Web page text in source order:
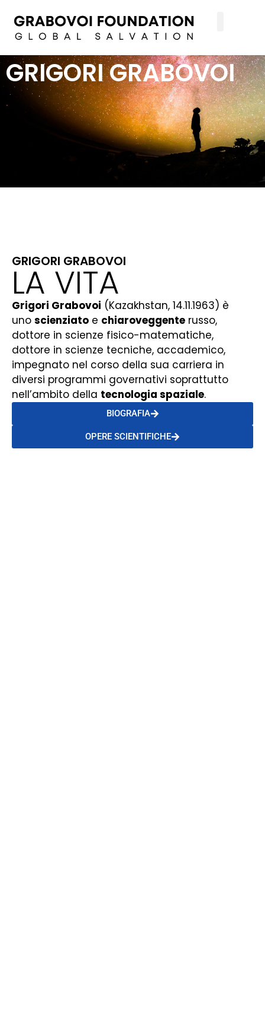
GRIGORI GRABOVOI
GRIGORI GRABOVOI
LA VITA
Grigori Grabovoi (Kazakhstan, 14.11.1963) è
uno scienziato e chiaroveggente russo,
dottore in scienze fisico-matematiche,
dottore in scienze tecniche, accademico,
impegnato nel corso della sua carriera in
diversi programmi governativi soprattutto
nell’ambito della tecnologia spaziale.
BIOGRAFIA
OPERE SCIENTIFICHE